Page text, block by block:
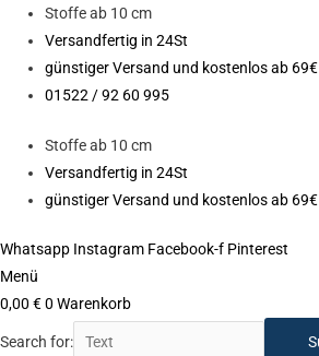
Zum
Inhalt
springen
Stoffe ab 10 cm
Versandfertig in 24St
günstiger Versand und kostenlos ab 69€
01522 / 92 60 995
Stoffe ab 10 cm
Versandfertig in 24St
günstiger Versand und kostenlos ab 69€
Whatsapp Instagram Facebook-f Pinterest
Menü
0,00 €0 Warenkorb
Search for: